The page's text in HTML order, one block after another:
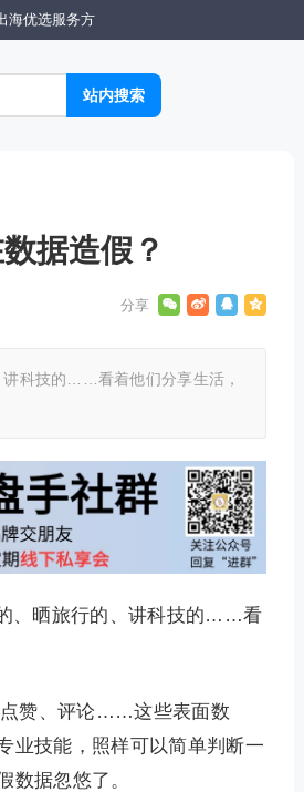
海优选服务方
据造假？
讲科技的……看着他们分享生活，
、晒旅行的、讲科技的……看
点赞、评论……这些表面数
业技能，照样可以简单判断一
数据忽悠了。